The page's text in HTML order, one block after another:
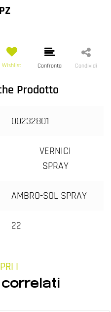
Wishlist Confronta Condividi
Prodotto
00232801
VERNICI
SPRAY
AMBRO-SOL SPRAY
22
I